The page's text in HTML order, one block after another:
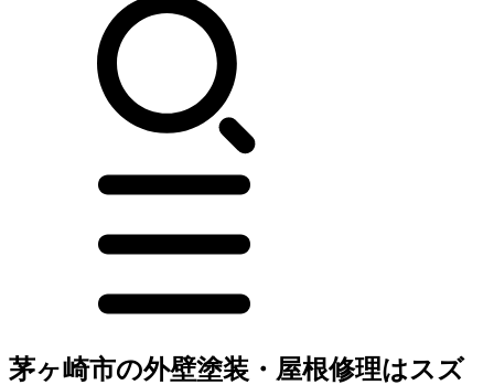
茅ヶ崎市の外壁塗装・屋根修理はスズ